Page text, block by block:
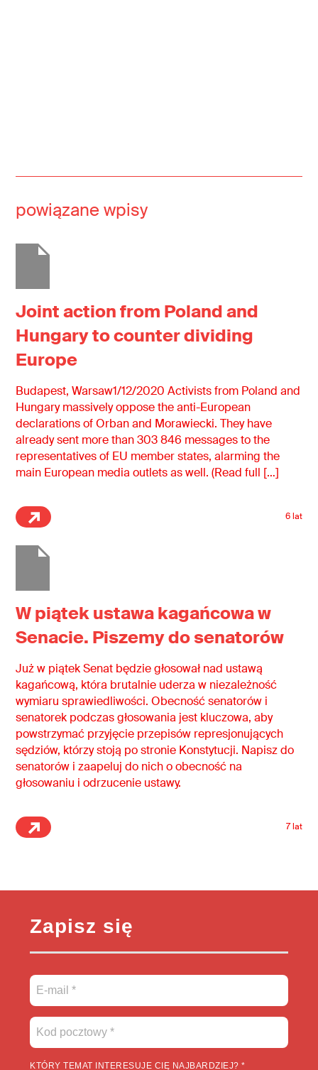
powiązane wpisy
Joint action from Poland and
Hungary to counter dividing
Europe
Budapest, Warsaw1/12/2020 Activists from Poland and
Hungary massively oppose the anti-European
declarations of Orban and Morawiecki. They have
already sent more than 303 846 messages to the
representatives of EU member states, alarming the
main European media outlets as well. (Read full […]
6 lat
W piątek ustawa kagańcowa w
Senacie. Piszemy do senatorów
Już w piątek Senat będzie głosował nad ustawą
kagańcową, która brutalnie uderza w niezależność
wymiaru sprawiedliwości. Obecność senatorów i
senatorek podczas głosowania jest kluczowa, aby
powstrzymać przyjęcie przepisów represjonujących
sędziów, którzy stoją po stronie Konstytucji. Napisz do
senatorów i zaapeluj do nich o obecność na
głosowaniu i odrzucenie ustawy.
7 lat
Zapisz się
KTÓRY TEMAT INTERESUJE CIĘ NAJBARDZIEJ? *